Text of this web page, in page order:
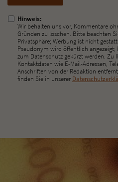
ausfüllen!
Hinweis:
Wir behalten uns vor, Kommentare
Gründen zu löschen. Bitte beachten
Privatsphäre; Werbung ist nicht
Pseudonym wird öffentlich
zum Datenschutz gekürzt werden. Zu
Kontaktdaten wie E-Mail-Adressen,
Anschriften von der Redaktion
finden Sie in unserer